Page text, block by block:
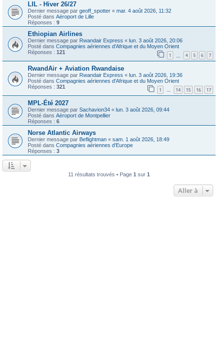
LIL - Hiver 26/27
Dernier message par geoff_spotter « mar. 4 août 2026, 11:32
Posté dans Aéroport de Lille
Réponses : 9
Ethiopian Airlines
Dernier message par Rwandair Express « lun. 3 août 2026, 20:06
Posté dans Compagnies aériennes d'Afrique et du Moyen Orient
Réponses : 121 1 4 5 6 7
RwandAir + Aviation Rwandaise
Dernier message par Rwandair Express « lun. 3 août 2026, 19:36
Posté dans Compagnies aériennes d'Afrique et du Moyen Orient
Réponses : 321 1 … 14 15 16 17
MPL-Été 2027
Dernier message par Sachavion34 « lun. 3 août 2026, 09:44
Posté dans Aéroport de Montpellier
Réponses : 6
Norse Atlantic Airways
Dernier message par Beflightman « sam. 1 août 2026, 18:49
Posté dans Compagnies aériennes d'Europe
Réponses : 3
11 résultats trouvés • Page 1 sur 1
Aller à